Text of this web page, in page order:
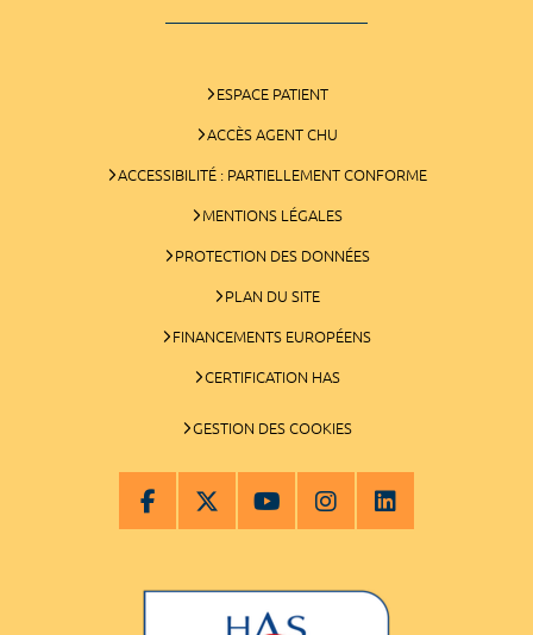
ESPACE PATIENT
ACCÈS AGENT CHU
ACCESSIBILITÉ : PARTIELLEMENT CONFORME
MENTIONS LÉGALES
PROTECTION DES DONNÉES
PLAN DU SITE
FINANCEMENTS EUROPÉENS
CERTIFICATION HAS
GESTION DES COOKIES